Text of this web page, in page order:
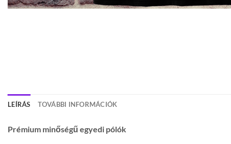
LEÍRÁS TOVÁBBI INFORMÁCIÓK
Prémium minőségű egyedi pólók